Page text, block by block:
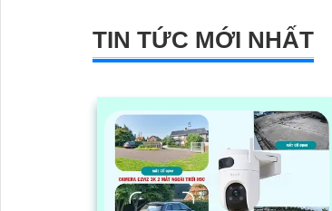
TIN TỨC MỚI NHẤT